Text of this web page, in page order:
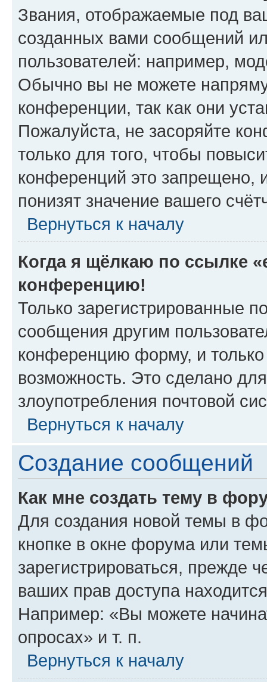
Звания, отображаемые под
созданных вами сообщений
пользователей: например,
Обычно вы не можете
конференции, так как они
Пожалуйста, не засоряйте
только для того, чтобы
конференций это запрещено,
понизят значение вашего
Вернуться к началу
Когда я щёлкаю по ссылке
конференцию!
Только зарегистрированные
сообщения другим
конференцию форму, и
возможность. Это сделано
злоупотребления почтовой
Вернуться к началу
Создание сообщений
Как мне создать тему в
Для создания новой темы в
кнопке в окне форума или
зарегистрироваться, прежде
ваших прав доступа
Например: «Вы можете
опросах» и т. п.
Вернуться к началу